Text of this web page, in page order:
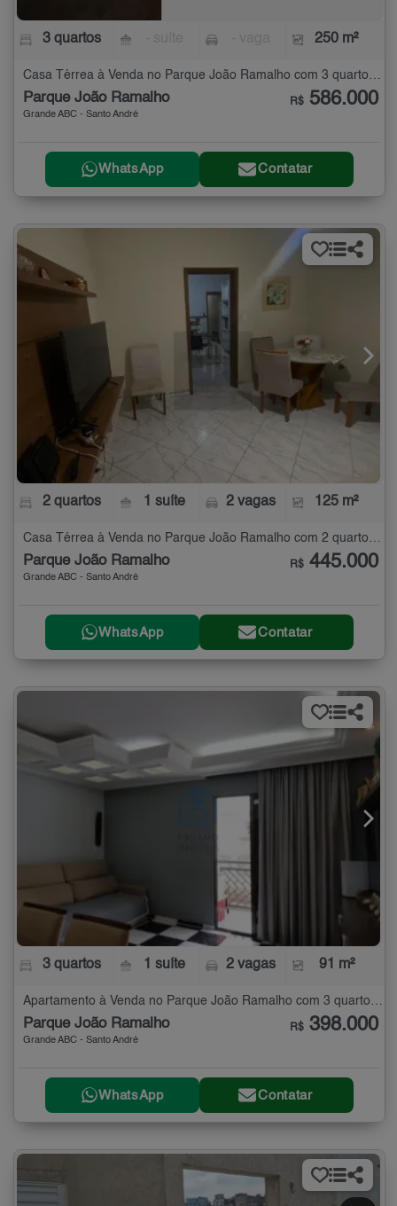
3 quartos 250 m²
Parque João Ramalho
Grande ABC - Santo André
R$ 586.000
WhatsApp Contatar
2 quartos 1 suíte 2 vagas 125 m²
Casa Térrea à Venda no Parque João Ramalho com 2 quartos - 125 m²
Parque João Ramalho
Grande ABC - Santo André
R$ 445.000
WhatsApp Contatar
3 quartos 1 suíte 2 vagas 91 m²
Apartamento à Venda no Parque João Ramalho com 3 quartos - 91 m²
Parque João Ramalho
Grande ABC - Santo André
R$ 398.000
WhatsApp Contatar